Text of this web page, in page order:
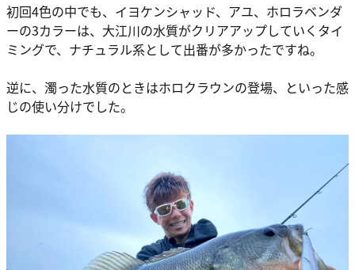
初回4色の中でも、イヨケンシャッド、アユ、ホロラベンダ
ーの3カラーは、大江川の水質がクリアアップしていくタイ
ミングで、ナチュラル系として出番が多かったですね。
逆に、濁った水質のときはホロクラウンの登場、といった感
じの使い分けでした。